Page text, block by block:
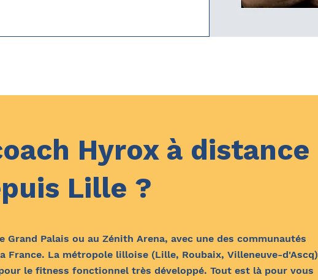
Hyrox à distance
Lille ?
Palais ou au Zénith Arena, avec une des communautés
France. La métropole lilloise (Lille, Roubaix, Villeneuve-d'Ascq)
le fitness fonctionnel très développé. Tout est là pour vous